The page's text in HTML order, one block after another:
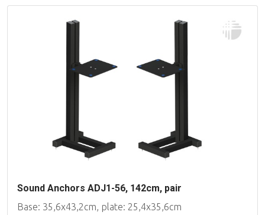
Sound Anchors ADJ1-56, 142cm, pair
Base: 35,6x43,2cm, plate: 25,4x35,6cm